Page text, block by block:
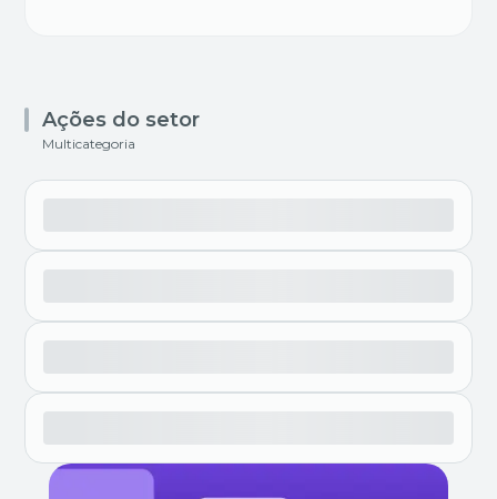
Ações do setor
Multicategoria